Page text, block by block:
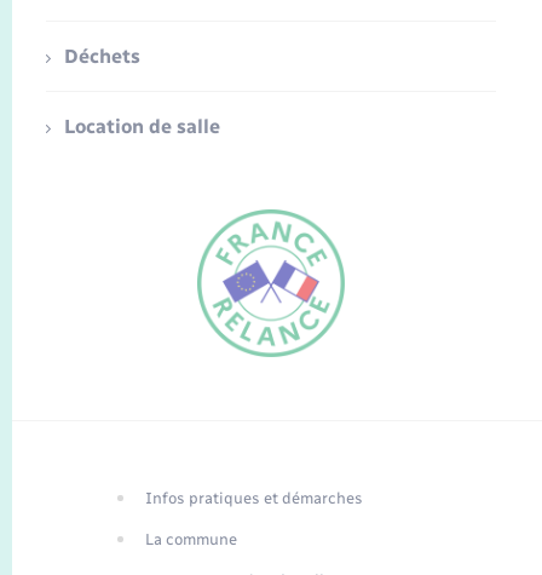
Traduction du
Déchets
Location de salle
Infos pratiques et démarches
La commune